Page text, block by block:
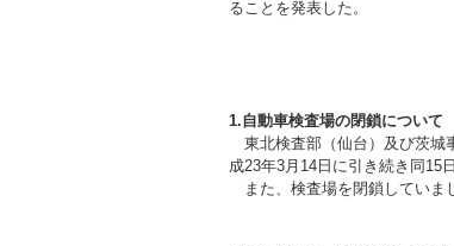
ることを発表した。
1.自動車検査場の閉鎖について
東北検査部（仙台）及び茨城
成23年3月14日に引き続き同15
また、検査場を閉鎖していま